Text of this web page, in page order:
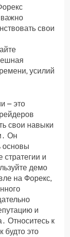
важно
свои
усилий
– это
свои навыки
Он
основы
стратегии и
демо
на Форекс,
и
Относитесь к
будто это